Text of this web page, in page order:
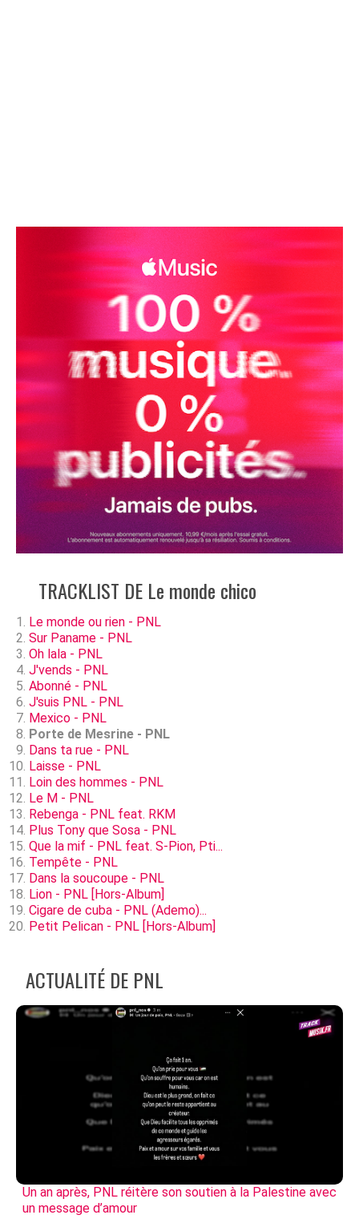
TRACKLIST DE Le monde chico
Le monde ou rien - PNL
Sur Paname - PNL
Oh lala - PNL
J'vends - PNL
Abonné - PNL
J'suis PNL - PNL
Mexico - PNL
Porte de Mesrine - PNL
Dans ta rue - PNL
Laisse - PNL
Loin des hommes - PNL
Le M - PNL
Rebenga - PNL feat. RKM
Plus Tony que Sosa - PNL
Que la mif - PNL feat. S-Pion, Pti...
Tempête - PNL
Dans la soucoupe - PNL
Lion - PNL [Hors-Album]
Cigare de cuba - PNL (Ademo)...
Petit Pelican - PNL [Hors-Album]
ACTUALITÉ DE PNL
Un an après, PNL réitère son soutien à la Palestine avec
un message d’amour